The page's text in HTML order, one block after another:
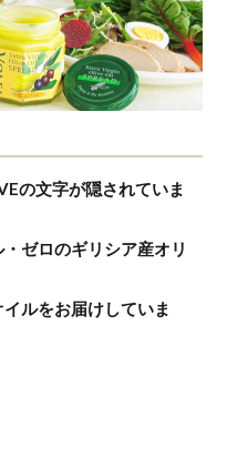
の文字が隠されていま
ゼロのギリシア産オリ
ルをお届けしていま